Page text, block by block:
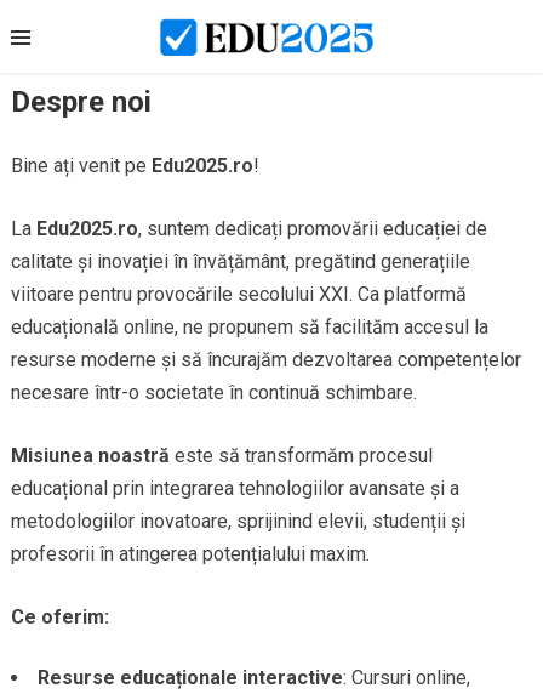
to
Despre noi
Bine ați venit pe Edu2025.ro!
La Edu2025.ro, suntem dedicați promovării educației de
calitate și inovației în învățământ, pregătind generațiile
viitoare pentru provocările secolului XXI. Ca platformă
educațională online, ne propunem să facilităm accesul la
resurse moderne și să încurajăm dezvoltarea competențelor
necesare într-o societate în continuă schimbare.
Misiunea noastră este să transformăm procesul
educațional prin integrarea tehnologiilor avansate și a
metodologiilor inovatoare, sprijinind elevii, studenții și
profesorii în atingerea potențialului maxim.
Ce oferim:
Resurse educaționale interactive: Cursuri online,